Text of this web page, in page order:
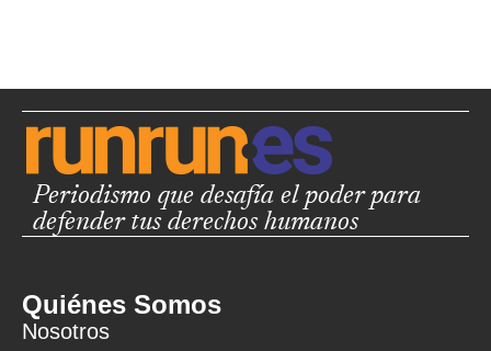
Periodismo que desafía el poder para
defender tus derechos humanos
Quiénes Somos
Nosotros